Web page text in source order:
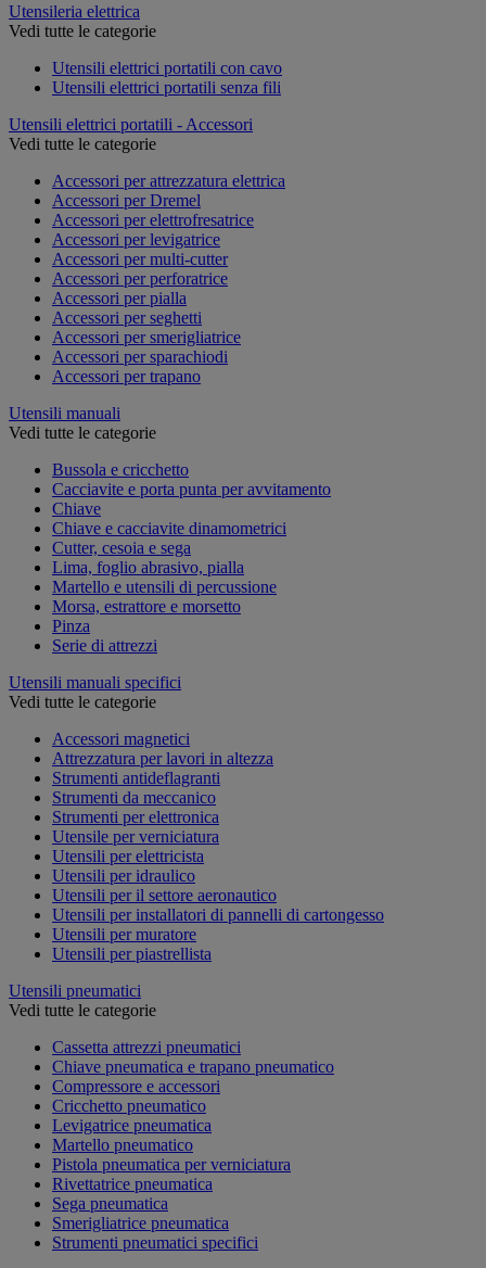
Utensileria elettrica
Vedi tutte le categorie
Utensili elettrici portatili con cavo
Utensili elettrici portatili senza fili
Utensili elettrici portatili - Accessori
Vedi tutte le categorie
Accessori per attrezzatura elettrica
Accessori per Dremel
Accessori per elettrofresatrice
Accessori per levigatrice
Accessori per multi-cutter
Accessori per perforatrice
Accessori per pialla
Accessori per seghetti
Accessori per smerigliatrice
Accessori per sparachiodi
Accessori per trapano
Utensili manuali
Vedi tutte le categorie
Bussola e cricchetto
Cacciavite e porta punta per avvitamento
Chiave
Chiave e cacciavite dinamometrici
Cutter, cesoia e sega
Lima, foglio abrasivo, pialla
Martello e utensili di percussione
Morsa, estrattore e morsetto
Pinza
Serie di attrezzi
Utensili manuali specifici
Vedi tutte le categorie
Accessori magnetici
Attrezzatura per lavori in altezza
Strumenti antideflagranti
Strumenti da meccanico
Strumenti per elettronica
Utensile per verniciatura
Utensili per elettricista
Utensili per idraulico
Utensili per il settore aeronautico
Utensili per installatori di pannelli di cartongesso
Utensili per muratore
Utensili per piastrellista
Utensili pneumatici
Vedi tutte le categorie
Cassetta attrezzi pneumatici
Chiave pneumatica e trapano pneumatico
Compressore e accessori
Cricchetto pneumatico
Levigatrice pneumatica
Martello pneumatico
Pistola pneumatica per verniciatura
Rivettatrice pneumatica
Sega pneumatica
Smerigliatrice pneumatica
Strumenti pneumatici specifici